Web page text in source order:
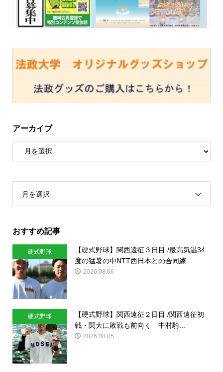
アーカイブ
月を選択
おすすめ記事
硬式野球
【硬式野球】関西遠征３日目 /最高気温34
度の猛暑の中NTT西日本との合同練...
2026.08.06
硬式野球
【硬式野球】関西遠征２日目 /関西遠征初
戦・関大に敗戦も前向く 中村騎...
2026.08.05